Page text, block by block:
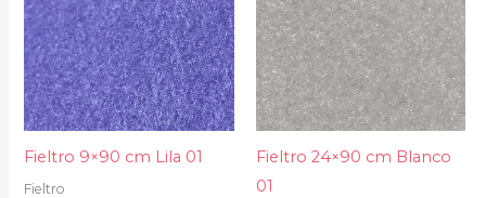
Fieltro 9×90 cm Lila 01
Fieltro
Fieltro 24×90 cm Blanco
01